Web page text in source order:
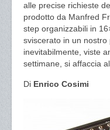
alle precise richieste
prodotto da Manfred
step organizzabili in
sviscerato in un nostro
inevitabilmente, viste
settimane, si affaccia
Di Enrico Cosimi